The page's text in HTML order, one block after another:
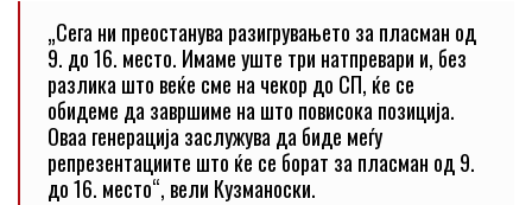
„Сега ни преостанува разигрувањето за пласман од
9. до 16. место. Имаме уште три натпревари и, без
разлика што веќе сме на чекор до СП, ќе се
обидеме да завршиме на што повисока позиција.
Оваа генерација заслужува да биде меѓу
репрезентациите што ќе се борат за пласман од 9.
до 16. место“, вели Кузманоски.